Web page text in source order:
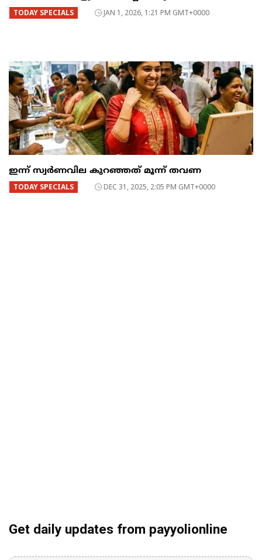
TODAY SPECIALS JAN 1, 2026, 1:21 PM GMT+0000
ഇന്ന് സ്വർണവില കുറഞ്ഞത് മൂന്ന് തവണ
TODAY SPECIALS DEC 31, 2025, 2:05 PM GMT+0000
Get daily updates from payyolionline